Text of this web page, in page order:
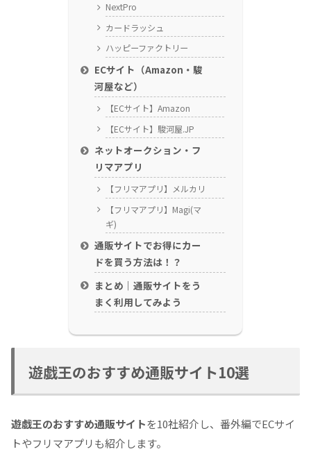
NextPro
カードラッシュ
ハッピーファクトリー
ECサイト（Amazon・駿
河屋など）
【ECサイト】Amazon
【ECサイト】駿河屋.JP
ネットオークション・フ
リマアプリ
【フリマアプリ】メルカリ
【フリマアプリ】Magi(マ
ギ)
通販サイトでお得にカー
ドを買う方法は！？
まとめ｜通販サイトをう
まく利用してみよう
遊戯王のおすすめ通販サイト10選
遊戯王のおすすめ通販サイトを10社紹介し、番外編でECサイ
トやフリマアプリも紹介します。